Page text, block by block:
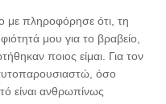
με πληροφόρησε ότι, τη
μου για το βραβείο,
ποιος είμαι. Για τον
όσο
είναι ανθρωπίνως